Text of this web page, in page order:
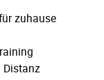
zuhause
Distanz